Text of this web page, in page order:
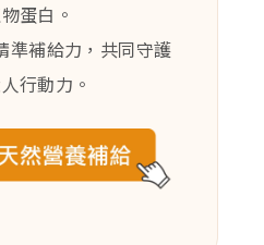
蛋白。
準補給力，共同守護
行動力。